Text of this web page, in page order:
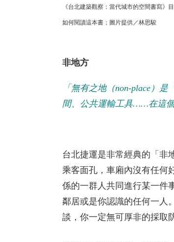
《台北建築觀察：當代城市的空間書寫》
如何閱讀這本書；圖片提供／林思駿
非地方
「無有之地（non-place）
間、公共運輸工具……在這
台北捷運是非常經典的「非
乘客面孔，車廂內沒有任何
係的一群人共同進行某一件
鄰居或是你認識的任何一人
談，你一定無可厚非的採取